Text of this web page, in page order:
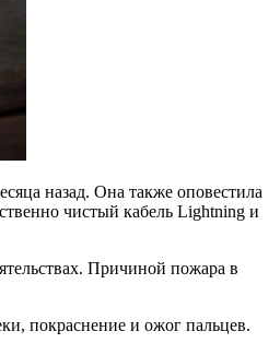
назад. Она также оповестила
чистый кабель Lightning и
Причиной пожара в
покраснение и ожог пальцев.